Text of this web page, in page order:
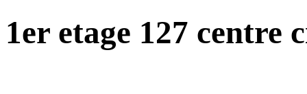
1er etage 127 centre